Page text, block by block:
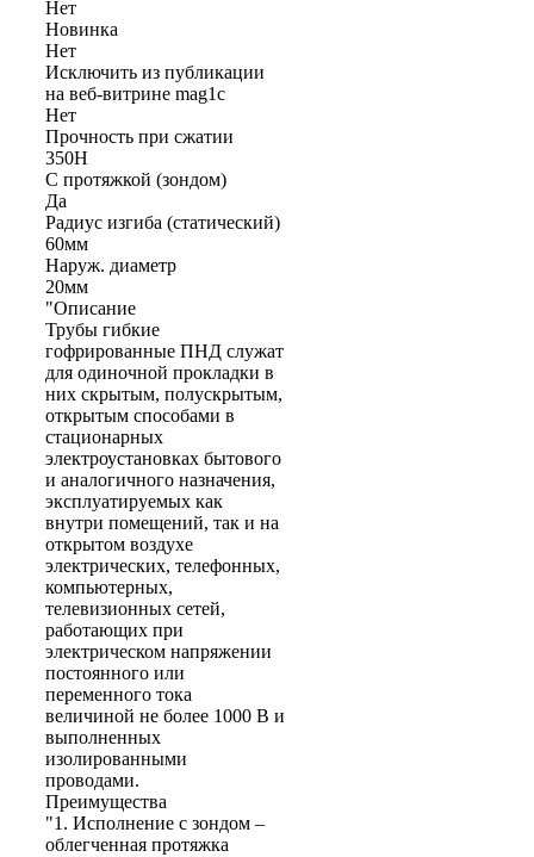
Нет
Новинка
Нет
Исключить из публикации
на веб-витрине mag1c
Нет
Прочность при сжатии
350Н
С протяжкой (зондом)
Да
Радиус изгиба (статический)
60мм
Наруж. диаметр
20мм
"Описание
Трубы гибкие
гофрированные ПНД служат
для одиночной прокладки в
них скрытым, полускрытым,
открытым способами в
стационарных
электроустановках бытового
и аналогичного назначения,
эксплуатируемых как
внутри помещений, так и на
открытом воздухе
электрических, телефонных,
компьютерных,
телевизионных сетей,
работающих при
электрическом напряжении
постоянного или
переменного тока
величиной не более 1000 В и
выполненных
изолированными
проводами.
Преимущества
"1. Исполнение с зондом –
облегченная протяжка